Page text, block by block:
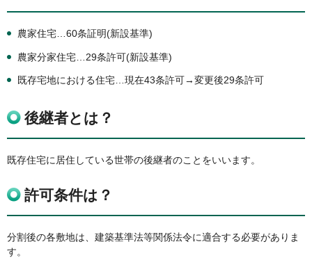
農家住宅…60条証明(新設基準)
農家分家住宅…29条許可(新設基準)
既存宅地における住宅…現在43条許可→変更後29条許可
後継者とは？
既存住宅に居住している世帯の後継者のことをいいます。
許可条件は？
分割後の各敷地は、建築基準法等関係法令に適合する必要がありま
す。